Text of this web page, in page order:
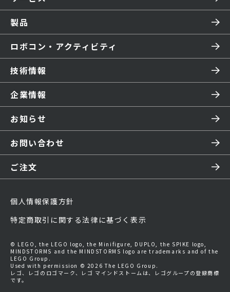
製品
ロボコン・アクティビティ
技術情報
企業情報
お知らせ
お問い合わせ
ご注文
個人情報保護方針
特定商取引に関する法律に基づく表示
© LEGO, the LEGO logo, the Minifigure, DUPLO, the SPIKE logo,
MINDSTORMS and the MINDSTORMS logo are trademarks and of the
LEGO Group.
Used with permission © 2026 The LEGO Group.
レゴ、レゴのロゴマーク、レゴ マインドストームは、レゴグループの登録商標
です。